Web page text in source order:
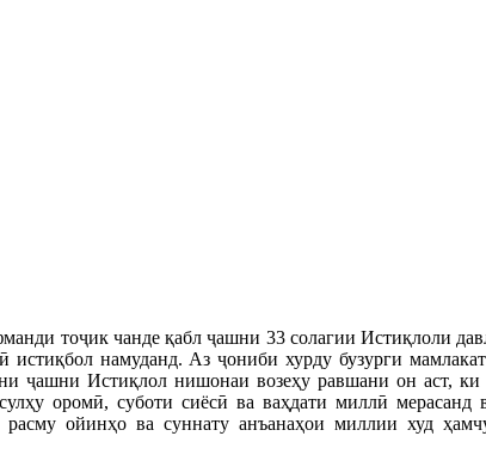
тоҷик чанде қабл ҷашни 33 солагии Истиқлоли
истиқбол намуданд. Аз ҷониби хурду бузурги
ҷашни Истиқлол нишонаи возеҳу равшани он аст,
оромӣ, суботи сиёсӣ ва ваҳдати миллӣ
расму ойинҳо ва суннату анъанаҳои миллии худ